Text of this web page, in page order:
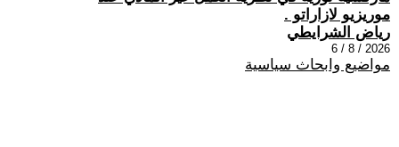
موريزيو لازاراتو .
رياض الشرايطي
2026 / 8 / 6
مواضيع وابحاث سياسية